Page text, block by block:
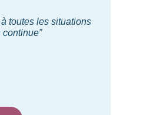
toutes les situations